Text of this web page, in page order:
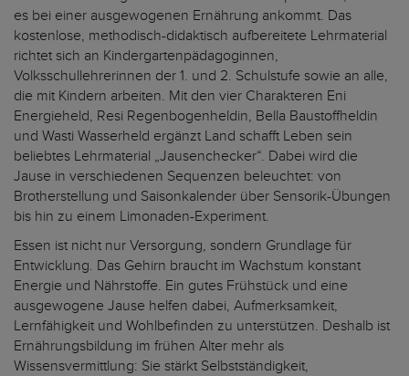
es bei einer ausgewogenen Ernährung ankommt. Das
kostenlose, methodisch-didaktisch aufbereitete Lehrmaterial
richtet sich an Kindergartenpädagoginnen,
Volksschullehrerinnen der 1. und 2. Schulstufe sowie an alle,
die mit Kindern arbeiten. Mit den vier Charakteren Eni
Energieheld, Resi Regenbogenheldin, Bella Baustoffheldin
und Wasti Wasserheld ergänzt Land schafft Leben sein
beliebtes Lehrmaterial „Jausenchecker“. Dabei wird die
Jause in verschiedenen Sequenzen beleuchtet: von
Brotherstellung und Saisonkalender über Sensorik-Übungen
bis hin zu einem Limonaden-Experiment.
Essen ist nicht nur Versorgung, sondern Grundlage für
Entwicklung. Das Gehirn braucht im Wachstum konstant
Energie und Nährstoffe. Ein gutes Frühstück und eine
ausgewogene Jause helfen dabei, Aufmerksamkeit,
Lernfähigkeit und Wohlbefinden zu unterstützen. Deshalb ist
Ernährungsbildung im frühen Alter mehr als
Wissensvermittlung: Sie stärkt Selbstständigkeit,